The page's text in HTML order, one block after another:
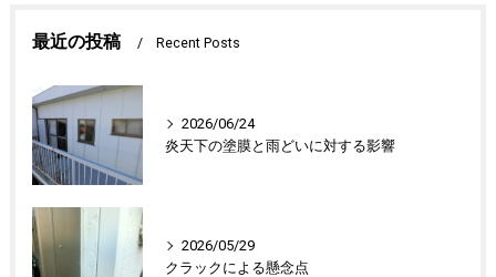
最近の投稿 Recent Posts
2026/06/24
炎天下の塗膜と雨どいに対する影響
2026/05/29
クラックによる懸念点